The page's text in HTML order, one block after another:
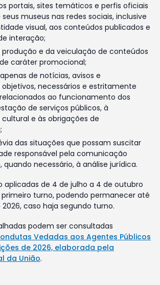
portais, sites temáticos e perfis oficiais
museus nas redes sociais, inclusive
visual, aos conteúdos publicados e
interação;
produção e da veiculação de conteúdos
caráter promocional;
de notícias, avisos e
necessários e estritamente
ao funcionamento dos
de serviços públicos, à
e às obrigações de
das situações que possam suscitar
responsável pela comunicação
quando necessário, à análise jurídica.
aplicadas de 4 de julho a 4 de outubro
turno, podendo permanecer até
caso haja segundo turno.
podem ser consultadas
Vedadas aos Agentes Públicos
de 2026, elaborada pela
da União.